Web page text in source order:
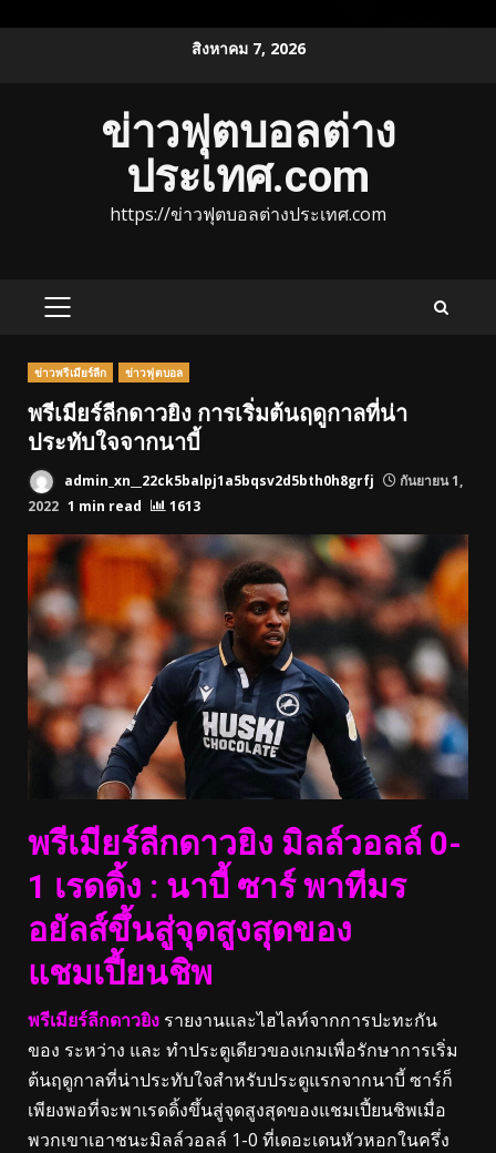
สิงหาคม 7, 2026
ข่าวฟุตบอลต่าง
ประเทศ.com
https://ข่าวฟุตบอลต่างประเทศ.com
PRIMARY
ข่าวพรีเมียร์ลีก ข่าวฟุตบอล
พรีเมียร์ลีกดาวยิง การเริ่มต้นฤดูกาลที่น่า
ประทับใจจากนาบี้
admin_xn__22ck5balpj1a5bqsv2d5bth0h8grfj
กันยายน 1,
2022 1 min read 1613
พรีเมียร์ลีกดาวยิง มิลล์วอลล์ 0-
1 เรดดิ้ง : นาบี้ ซาร์ พาทีมร
อยัลส์ขึ้นสู่จุดสูงสุดของ
แชมเปี้ยนชิพ
พรีเมียร์ลีกดาวยิง รายงานและไฮไลท์จากการปะทะกัน
ของ ระหว่าง และ ทําประตูเดียวของเกมเพื่อรักษาการเริ่ม
ต้นฤดูกาลที่น่าประทับใจสําหรับประตูแรกจากนาบี้ ซาร์ก็
เพียงพอที่จะพาเรดดิ้งขึ้นสู่จุดสูงสุดของแชมเปี้ยนชิพเมื่อ
พวกเขาเอาชนะมิลล์วอลล์ 1-0 ที่เดอะเดนหัวหอกในครึ่ง